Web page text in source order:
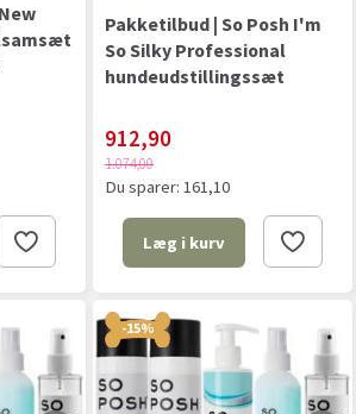
Pakketilbud | So Posh I'm
So Silky Professional
hundeudstillingssæt
912,90
1.074,00
Du sparer: 161,10
Læg i kurv
-15%